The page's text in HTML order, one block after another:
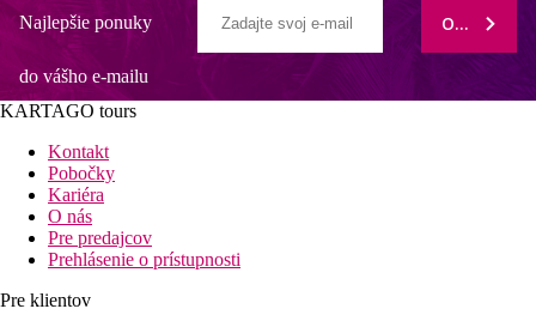
Najlepšie ponuky
do vášho e-mailu
ODOBERAŤ
KARTAGO tours
Kontakt
Pobočky
Kariéra
O nás
Pre predajcov
Prehlásenie o prístupnosti
Pre klientov